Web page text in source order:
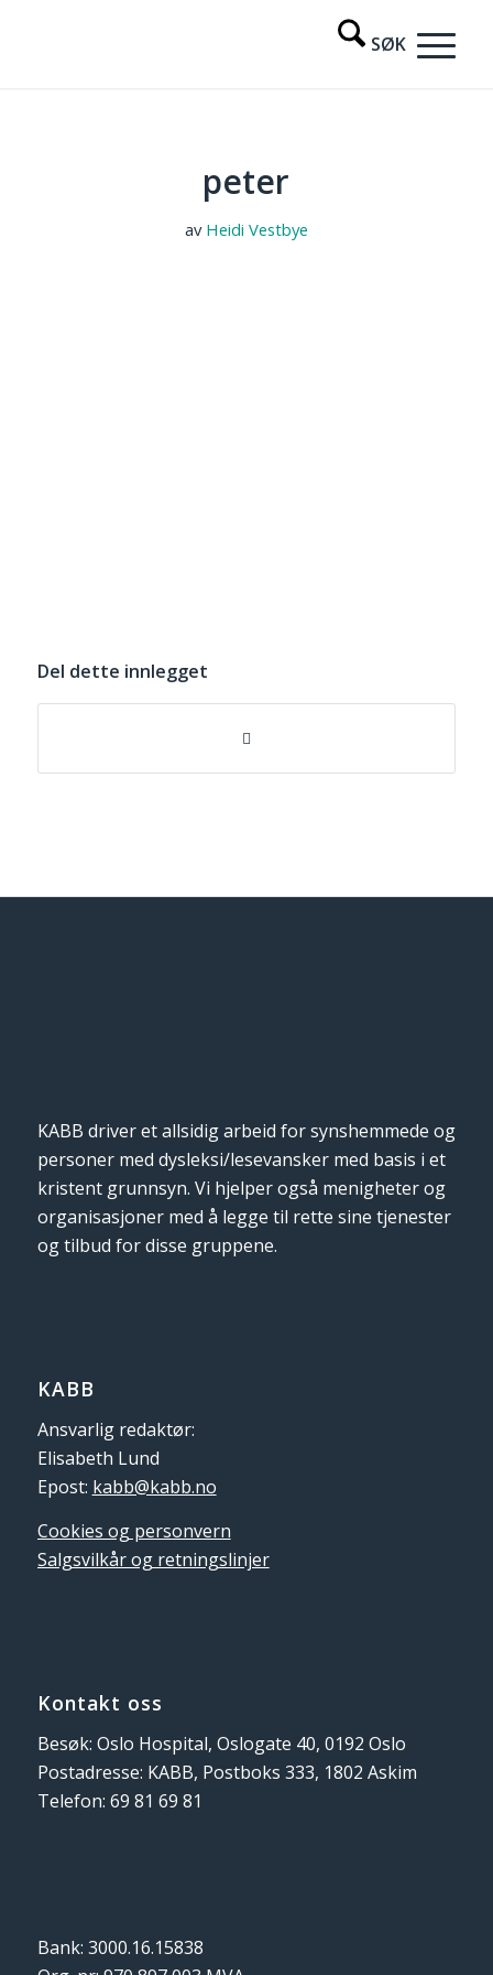
peter
av Heidi Vestbye
Del dette innlegget
KABB driver et allsidig arbeid for synshemmede og
personer med dysleksi/lesevansker med basis i et
kristent grunnsyn. Vi hjelper også menigheter og
organisasjoner med å legge til rette sine tjenester
og tilbud for disse gruppene.
KABB
Ansvarlig redaktør:
Elisabeth Lund
Epost: kabb@kabb.no
Cookies og personvern
Salgsvilkår og retningslinjer
Kontakt oss
Besøk: Oslo Hospital, Oslogate 40, 0192 Oslo
Postadresse: KABB, Postboks 333, 1802 Askim
Telefon: 69 81 69 81
Bank: 3000.16.15838